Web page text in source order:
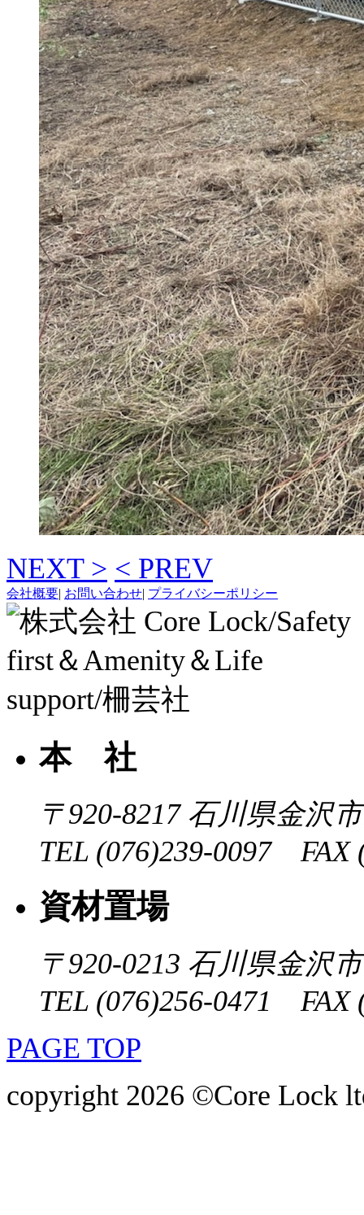
NEXT > < PREV
会社概要| お問い合わせ| プライバシーポリシー
本 社
〒920-8217 石川県金沢
TEL (076)239-0097 FAX
資材置場
〒920-0213 石川県金沢
TEL (076)256-0471 FAX
PAGE TOP
copyright 2026 ©Core Lock